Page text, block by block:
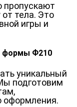
пропускают
тела. Это
игры и
формы Ф210
уникальный
подготовим
оформления.